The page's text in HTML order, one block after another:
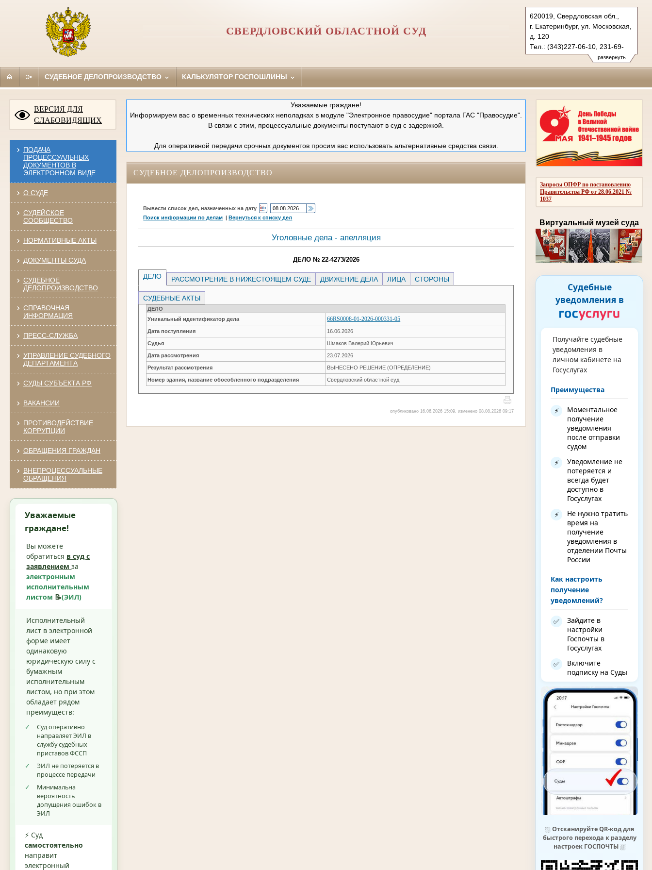
развернуть
620019, Свердловская обл.,
г. Екатеринбург, ул. Московская,
д. 120
Тел.: (343)227-06-10, 231-69-
89 (ф)
mail@ekboblsud.ru
СВЕРДЛОВСКИЙ ОБЛАСТНОЙ СУД
СУДЕБНОЕ ДЕЛОПРОИЗВОДСТВО КАЛЬКУЛЯТОР ГОСПОШЛИНЫ
ВЕРСИЯ ДЛЯ
СЛАБОВИДЯЩИХ
ПОДАЧА
ПРОЦЕССУАЛЬНЫХ
ДОКУМЕНТОВ В
ЭЛЕКТРОННОМ ВИДЕ
О СУДЕ
СУДЕЙСКОЕ
СООБЩЕСТВО
НОРМАТИВНЫЕ АКТЫ
ДОКУМЕНТЫ СУДА
СУДЕБНОЕ
ДЕЛОПРОИЗВОДСТВО
СПРАВОЧНАЯ
ИНФОРМАЦИЯ
ПРЕСС-СЛУЖБА
УПРАВЛЕНИЕ СУДЕБНОГО
ДЕПАРТАМЕНТА
СУДЫ СУБЪЕКТА РФ
ВАКАНСИИ
ПРОТИВОДЕЙСТВИЕ
КОРРУПЦИИ
ОБРАЩЕНИЯ ГРАЖДАН
ВНЕПРОЦЕССУАЛЬНЫЕ
ОБРАЩЕНИЯ
Уважаемые
граждане!
Вы можете
обратиться в суд с
заявлениемза
электронным
исполнительным
листом 📝(ЭИЛ)
Исполнительный
лист в электронной
форме имеет
одинаковую
юридическую силу с
бумажным
исполнительным
листом, но при этом
обладает рядом
преимуществ:
✓
Суд оперативно
направляет ЭИЛ в
службу судебных
приставов ФССП
✓
ЭИЛ не потеряется в
процессе передачи
✓
Минимальна
вероятность
допущения ошибок в
ЭИЛ
⚡ Суд
самостоятельно
направит
электронный
Запросы ОПФР по постановлению
Правительства РФ от 28.06.2021 №
1037
Виртуальный музей суда
Судебные
уведомления в
Получайте судебные
уведомления в
личном кабинете на
Госуслугах
Преимущества
⚡
Моментальное
получение
уведомления
после отправки
судом
⚡
Уведомление не
потеряется и
всегда будет
доступно в
Госуслугах
⚡
Не нужно тратить
время на
получение
уведомления в
отделении Почты
России
Как настроить
получение
уведомлений?
✅
Зайдите в
настройки
Госпочты в
Госуслугах
✅
Включите
подписку на Суды
⛆ Отсканируйте QR-код для
быстрого перехода к разделу
настроек ГОСПОЧТЫ⛆
Уважаемые граждане!
Информируем вас о временных технических неполадках в модуле "Электронное правосудие" портала ГАС "Правосудие".
В связи с этим, процессуальные документы поступают в суд с задержкой.
Для оперативной передачи срочных документов просим вас использовать альтернативные средства связи.
СУДЕБНОЕ ДЕЛОПРОИЗВОДСТВО
Вывести список дел, назначенных на дату
Поиск информации по делам |Вернуться к списку дел
Уголовные дела - апелляция
ДЕЛО № 22-4273/2026
ДЕЛО РАССМОТРЕНИЕ В НИЖЕСТОЯЩЕМ СУДЕ ДВИЖЕНИЕ ДЕЛА ЛИЦА СТОРОНЫ
СУДЕБНЫЕ АКТЫ
ДЕЛО
Уникальный идентификатор дела
66RS0008-01-2026-000331-05
Дата поступления 16.06.2026
Судья Шмаков Валерий Юрьевич
Дата рассмотрения 23.07.2026
Результат рассмотрения ВЫНЕСЕНО РЕШЕНИЕ (ОПРЕДЕЛЕНИЕ)
Номер здания, название обособленного подразделения Свердловский областной суд
опубликовано 16.06.2026 15:09, изменено 08.08.2026 09:17